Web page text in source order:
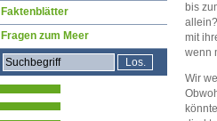
bis
mit
wenn
Wir
Faktenblätter
Fragen zum Meer